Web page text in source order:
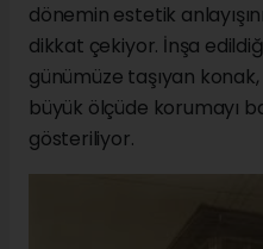
dönemin estetik
dikkat çekiyor. İnşa
günümüze taşıyan
büyük ölçüde korumayı
gösteriliyor.